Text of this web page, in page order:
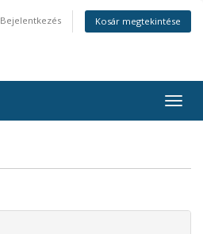
Bejelentkezés Kosár megtekintése